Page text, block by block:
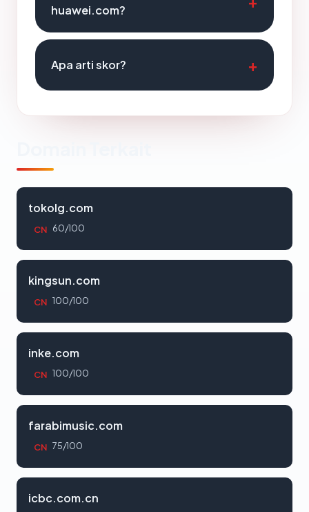
huawei.com?
Apa arti skor?
tokolg.com
CN 60/100
kingsun.com
CN 100/100
inke.com
CN 100/100
farabimusic.com
CN 75/100
icbc.com.cn